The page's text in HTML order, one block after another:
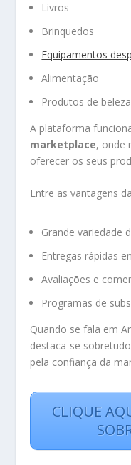
Livros
Brinquedos
Equipamentos
Alimentação
Produtos de beleza
A plataforma
marketplace, onde
oferecer os seus
Entre as vantagens
Grande variedade
Entregas rápidas
Avaliações e
Programas de
Quando se fala em
destaca-se
pela confiança da
CLIQUE